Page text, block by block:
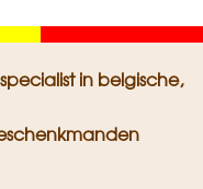
in belgische,